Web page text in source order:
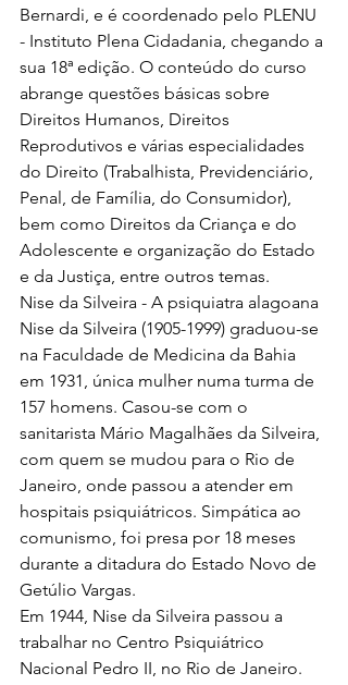
Bernardi, e é coordenado pelo PLENU
- Instituto Plena Cidadania, chegando a
sua 18ª edição. O conteúdo do curso
abrange questões básicas sobre
Direitos Humanos, Direitos
Reprodutivos e várias especialidades
do Direito (Trabalhista, Previdenciário,
Penal, de Família, do Consumidor),
bem como Direitos da Criança e do
Adolescente e organização do Estado
e da Justiça, entre outros temas.
Nise da Silveira - A psiquiatra alagoana
Nise da Silveira (1905-1999) graduou-se
na Faculdade de Medicina da Bahia
em 1931, única mulher numa turma de
157 homens. Casou-se com o
sanitarista Mário Magalhães da Silveira,
com quem se mudou para o Rio de
Janeiro, onde passou a atender em
hospitais psiquiátricos. Simpática ao
comunismo, foi presa por 18 meses
durante a ditadura do Estado Novo de
Getúlio Vargas.
Em 1944, Nise da Silveira passou a
trabalhar no Centro Psiquiátrico
Nacional Pedro II, no Rio de Janeiro.